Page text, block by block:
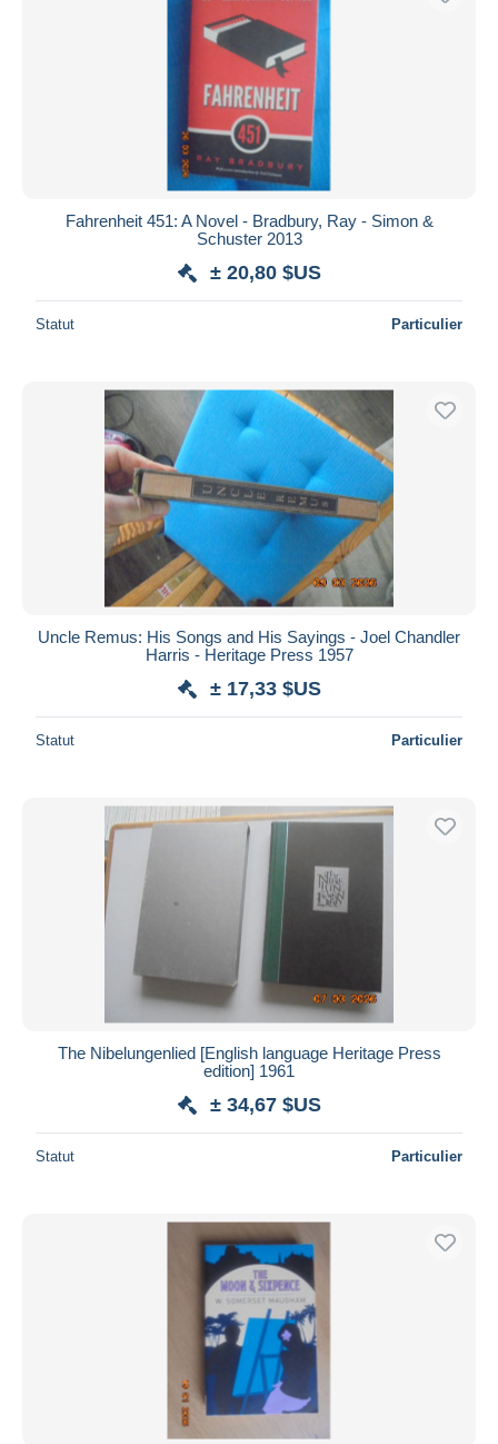
Fahrenheit 451: A Novel - Bradbury, Ray - Simon &
Schuster 2013
± 20,80 $US
Statut Particulier
Uncle Remus: His Songs and His Sayings - Joel Chandler
Harris - Heritage Press 1957
± 17,33 $US
Statut Particulier
The Nibelungenlied [English language Heritage Press
edition] 1961
± 34,67 $US
Statut Particulier